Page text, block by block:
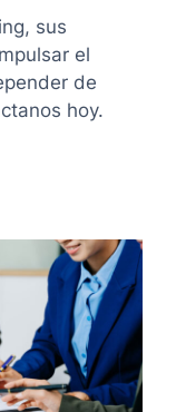
sus
el
de
hoy.